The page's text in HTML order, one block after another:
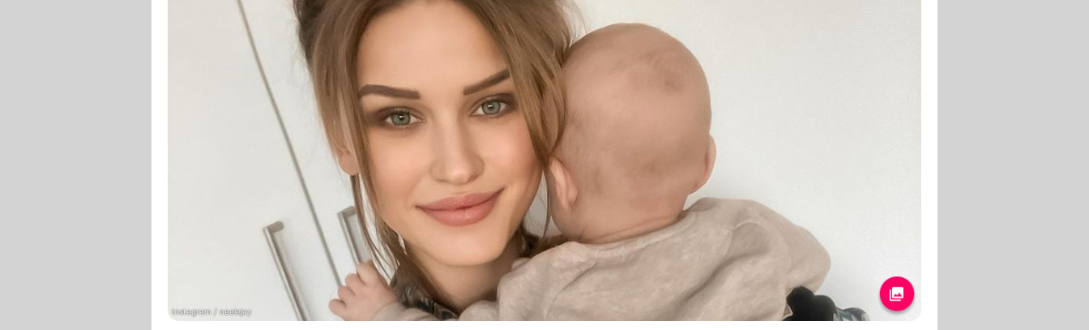
Familie & Liebe
Promiflash Exklusiv
Alle Themen auf Promiflash
Jobs
App runterladen
Team
Redaktionelle Richtlinien
Impressum
Datenschutzerklärung
Instagram / neelejay